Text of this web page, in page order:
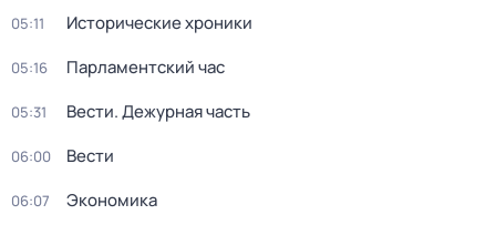
05:11 Исторические хроники
05:16 Парламентский час
05:31 Вести. Дежурная часть
06:00 Вести
06:07 Экономика